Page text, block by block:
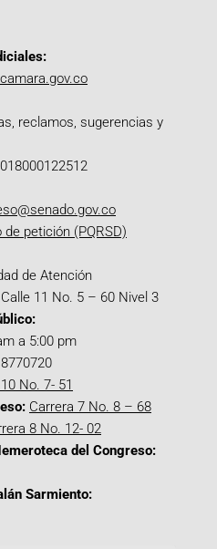
reclamos, sugerencias y
018000122512
petición (PQRSD)
de Atención
11 No. 5 – 60 Nivel 3
a 5:00 pm
No. 7- 51
Carrera 7 No. 8 – 68
8 No. 12- 02
del Congreso:
Sarmiento: